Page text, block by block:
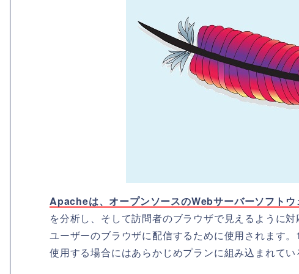
Apacheは、オープンソースのWebサーバーソフトウ
を分析し、そして訪問者のブラウザで見えるように
ユーザーのブラウザに配信するために使用されます
使用する場合にはあらかじめプランに組み込まれてい